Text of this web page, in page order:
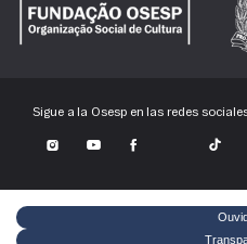
Sigue a la Osesp en las redes